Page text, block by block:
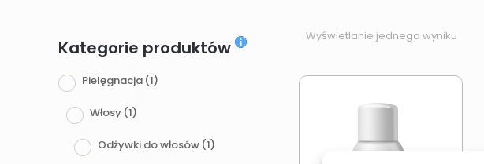
Kategorie produktów
Pielęgnacja (1)
Włosy (1)
Odżywki do włosów (1)
Wyświetlanie jednego wyniku